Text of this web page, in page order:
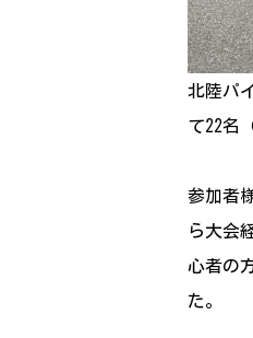
北陸パ
て22名
参加者
ら大会
心者の
た。